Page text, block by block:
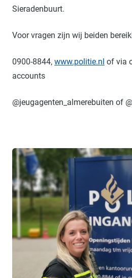
Sieradenbuurt.
Voor vragen zijn wij beiden
0900-8844, www.politie.nl of via
accounts
@jeugagenten_almerebuiten of